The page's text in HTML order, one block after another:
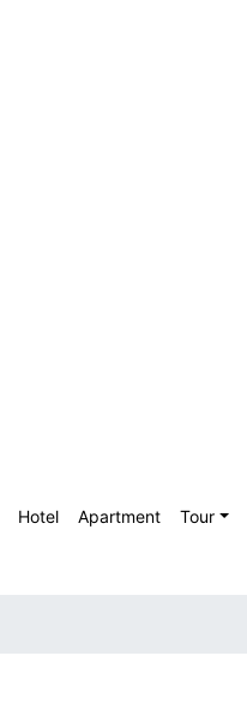
Hotel Apartment Tour